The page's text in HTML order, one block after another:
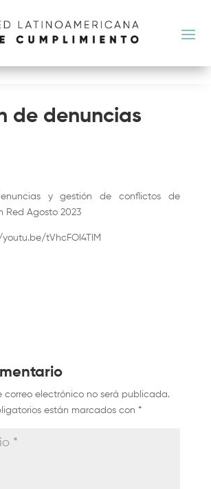
de denuncias
y gestión de conflictos de
Red Agosto 2023
tVhcFOl4TIM
correo electrónico no será publicada.
están marcados con *